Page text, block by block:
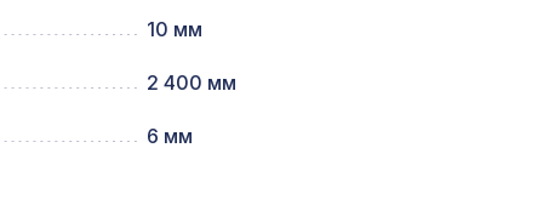
5,5 м 874 ₽
10 мм
2 400 мм
6 мм